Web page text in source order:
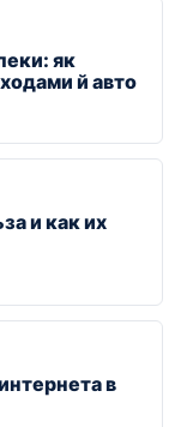
як
й авто
и как их
в